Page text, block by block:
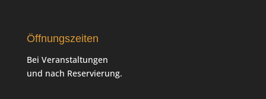
Öffnungszeiten
Bei Veranstaltungen
und nach Reservierung.